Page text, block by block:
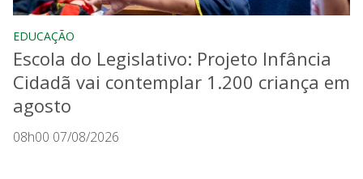
EDUCAÇÃO
Escola do Legislativo: Projeto Infância
Cidadã vai contemplar 1.200 criança em
agosto
08h00 07/08/2026